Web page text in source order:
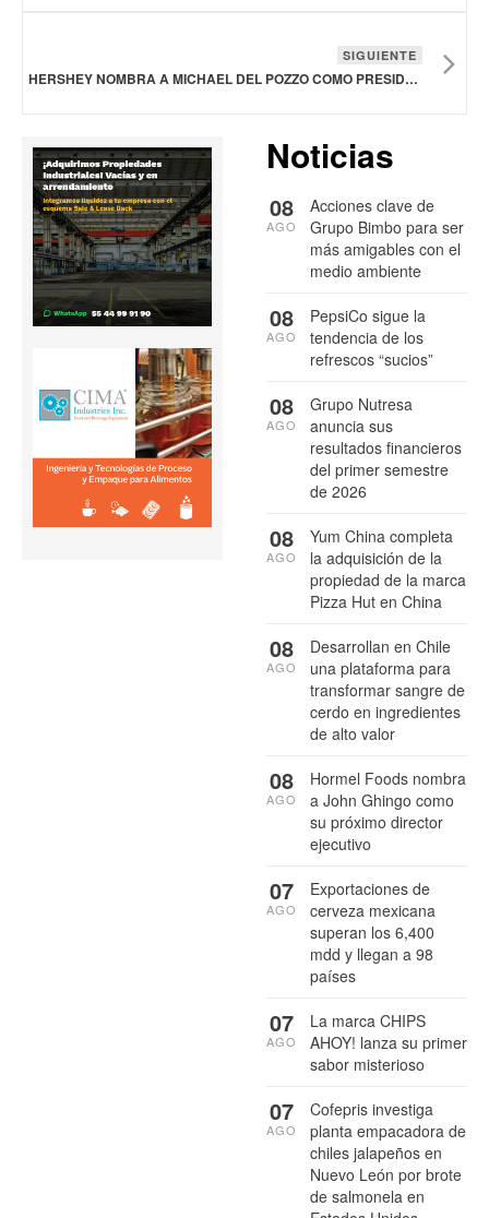
SIGUIENTE
HERSHEY NOMBRA A MICHAEL DEL POZZO COMO PRESIDENTE DE US CONFECTION
Noticias
Acciones clave de
Grupo Bimbo para ser
más amigables con el
medio ambiente
08
AGO
PepsiCo sigue la
tendencia de los
refrescos “sucios”
08
AGO
Grupo Nutresa
anuncia sus
resultados financieros
del primer semestre
de 2026
08
AGO
Yum China completa
la adquisición de la
propiedad de la marca
Pizza Hut en China
08
AGO
Desarrollan en Chile
una plataforma para
transformar sangre de
cerdo en ingredientes
de alto valor
08
AGO
Hormel Foods nombra
a John Ghingo como
su próximo director
ejecutivo
08
AGO
Exportaciones de
cerveza mexicana
superan los 6,400
mdd y llegan a 98
países
07
AGO
La marca CHIPS
AHOY! lanza su primer
sabor misterioso
07
AGO
Cofepris investiga
planta empacadora de
chiles jalapeños en
Nuevo León por brote
de salmonela en
07
AGO